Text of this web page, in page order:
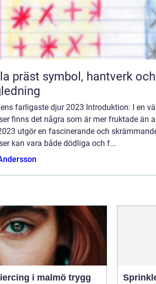
hantverk och praktisk
farligaste djur 2023 Introduktion: I en
finns det några som är mer fruktade än
utgör en fascinerande och
kan vara både dödliga och f...
i malmö trygg